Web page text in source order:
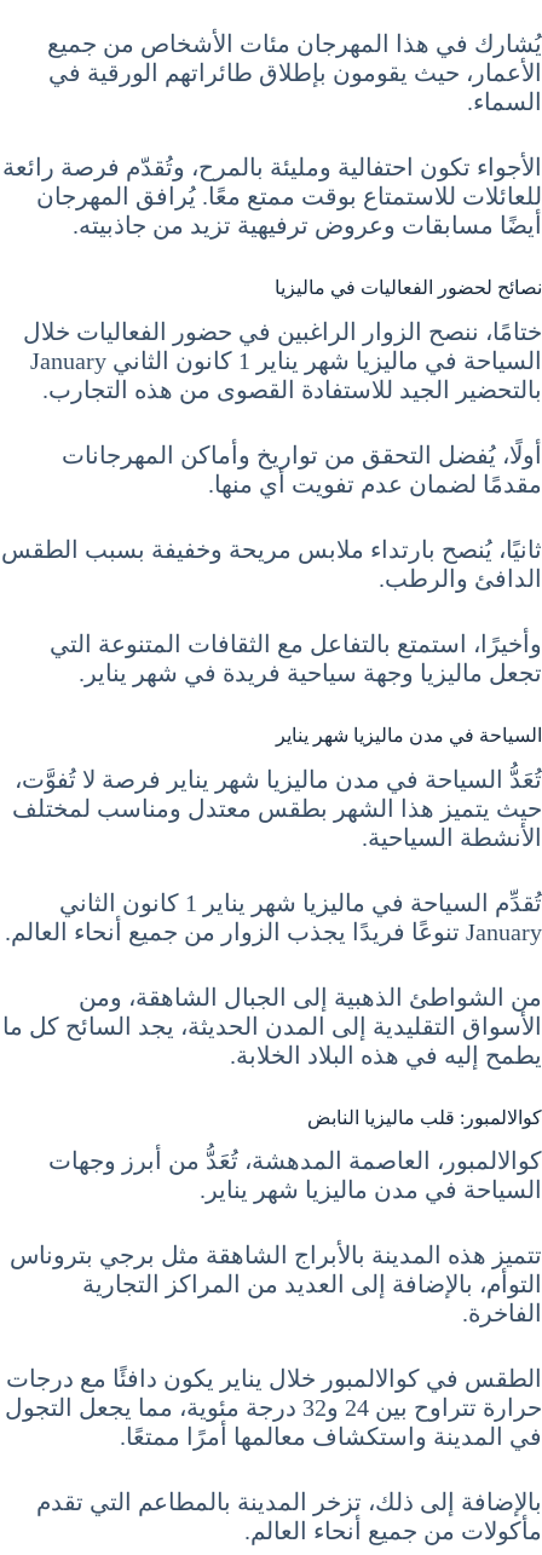
يُشارك في هذا المهرجان مئات الأشخاص من جميع
الأعمار، حيث يقومون بإطلاق طائراتهم الورقية في
السماء.
الأجواء تكون احتفالية ومليئة بالمرح، وتُقدّم فرصة رائعة
للعائلات للاستمتاع بوقت ممتع معًا. يُرافق المهرجان
أيضًا مسابقات وعروض ترفيهية تزيد من جاذبيته.
نصائح لحضور الفعاليات في ماليزيا
ختامًا، ننصح الزوار الراغبين في حضور الفعاليات خلال
السياحة في ماليزيا شهر يناير 1 كانون الثاني January
بالتحضير الجيد للاستفادة القصوى من هذه التجارب.
أولًا، يُفضل التحقق من تواريخ وأماكن المهرجانات
مقدمًا لضمان عدم تفويت أي منها.
ثانيًا، يُنصح بارتداء ملابس مريحة وخفيفة بسبب الطقس
الدافئ والرطب.
وأخيرًا، استمتع بالتفاعل مع الثقافات المتنوعة التي
تجعل ماليزيا وجهة سياحية فريدة في شهر يناير.
السياحة في مدن ماليزيا شهر يناير
تُعَدُّ السياحة في مدن ماليزيا شهر يناير فرصة لا تُفوَّت،
حيث يتميز هذا الشهر بطقس معتدل ومناسب لمختلف
الأنشطة السياحية.
تُقدِّم السياحة في ماليزيا شهر يناير 1 كانون الثاني
January تنوعًا فريدًا يجذب الزوار من جميع أنحاء العالم.
من الشواطئ الذهبية إلى الجبال الشاهقة، ومن
الأسواق التقليدية إلى المدن الحديثة، يجد السائح كل ما
يطمح إليه في هذه البلاد الخلابة.
كوالالمبور: قلب ماليزيا النابض
كوالالمبور، العاصمة المدهشة، تُعَدُّ من أبرز وجهات
السياحة في مدن ماليزيا شهر يناير.
تتميز هذه المدينة بالأبراج الشاهقة مثل برجي بتروناس
التوأم، بالإضافة إلى العديد من المراكز التجارية
الفاخرة.
الطقس في كوالالمبور خلال يناير يكون دافئًا مع درجات
حرارة تتراوح بين 24 و32 درجة مئوية، مما يجعل التجول
في المدينة واستكشاف معالمها أمرًا ممتعًا.
بالإضافة إلى ذلك، تزخر المدينة بالمطاعم التي تقدم
مأكولات من جميع أنحاء العالم.